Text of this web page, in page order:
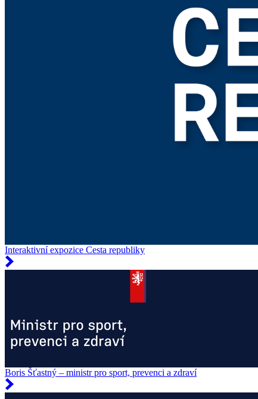
Interaktivní expozice Cesta republiky
Boris Šťastný – ministr pro sport, prevenci a zdraví